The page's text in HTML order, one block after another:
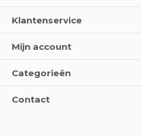
Klantenservice
Mijn account
Categorieën
Contact